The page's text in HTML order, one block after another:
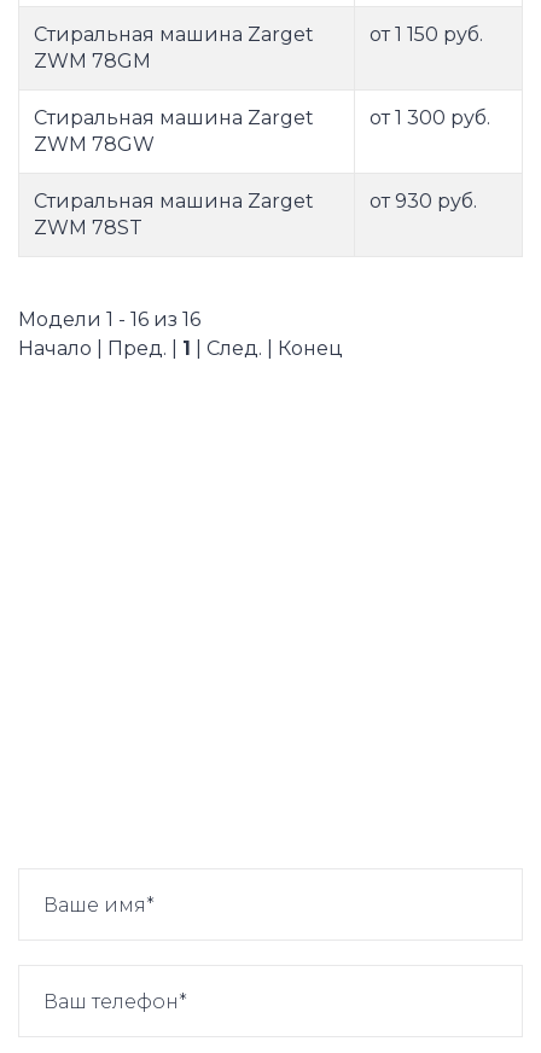
Стиральная машина Zarget
ZWM 78GM
от 1 150 руб.
Стиральная машина Zarget
ZWM 78GW
от 1 300 руб.
Стиральная машина Zarget
ZWM 78ST
от 930 руб.
Модели 1 - 16 из 16
Начало | Пред. | 1 | След. | Конец